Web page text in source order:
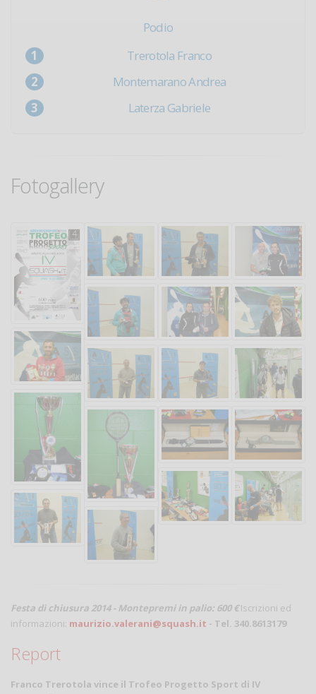
Podio
Trerotola Franco
Montemarano Andrea
Laterza Gabriele
Fotogallery
Festa di chiusura 2014- Montepremi in palio: 600 €Iscrizioni ed
informazioni: maurizio.valerani@squash.it - Tel. 340.8613179
Report
Franco Trerotola vince il Trofeo Progetto Sport di IV